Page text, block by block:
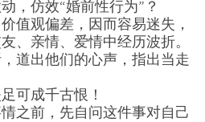
，仿效“婚前性行为”？
值观偏差，因而容易迷失，
、亲情、爱情中经历波折。
道出他们的心声，指出当走
可成千古恨！
之前，先自问这件事对自己